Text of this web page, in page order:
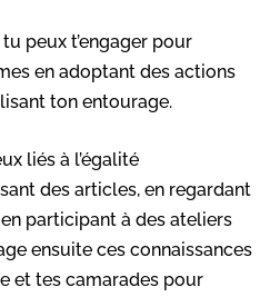
peux t’engager pour
en adoptant des actions
ton entourage.
liés à l’égalité
des articles, en regardant
participant à des ateliers
ensuite ces connaissances
et tes camarades pour